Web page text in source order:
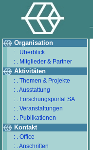
Organisation
: . Überblick
: . Mitglieder & Partner
Aktivitäten
: . Themen & Projekte
: . Ausstattung
: . Forschungsportal SA
: . Veranstaltungen
: . Publikationen
Kontakt
: . Office
: . Anschriften